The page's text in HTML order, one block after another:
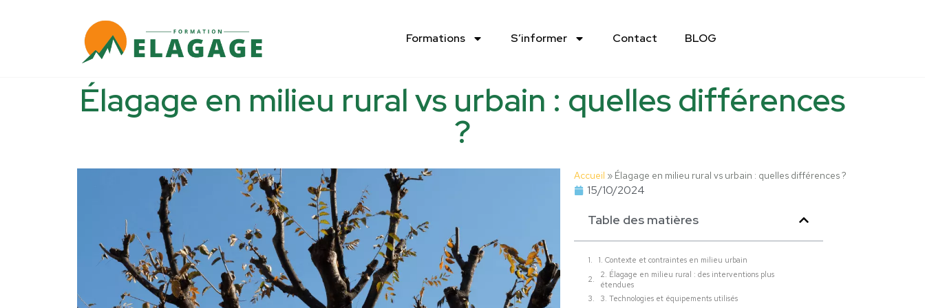
Formations S’informer Contact BLOG
Élagage en milieu rural vs urbain : quelles différences
?
Accueil » Élagage en milieu rural vs urbain : quelles différences ?
15/10/2024
Table des matières
1. Contexte et contraintes en milieu urbain
2. Élagage en milieu rural : des interventions plus
étendues
3. Technologies et équipements utilisés